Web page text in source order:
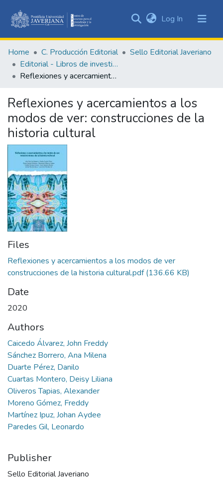
&
Collections
Statistics
Log In (current)
Home C. Producción Editorial
Sello Editorial Javeriano
Editorial - Libros de investigación
Reflexiones y acercamientos a los modos de ver: construcciones de la historia cultural
Reflexiones y acercamientos a los
modos de ver: construcciones de la
historia cultural
Files
Reflexiones y acercamientos a los modos de ver
construcciones de la historia cultural.pdf(136.66 KB)
Date
2020
Authors
Caicedo Álvarez, John Freddy
Sánchez Borrero, Ana Milena
Duarte Pérez, Danilo
Cuartas Montero, Deisy Liliana
Oliveros Tapias, Alexander
Moreno Gómez, Freddy
Martínez Ipuz, Johan Aydee
Paredes Gil, Leonardo
Publisher
Sello Editorial Javeriano